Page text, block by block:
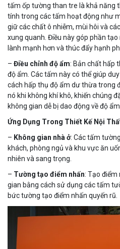
tấm ốp tường than tre là khả năng
tính trong các tấm hoạt động như
giữ các chất ô nhiễm, mùi hôi và
xung quanh. Điều này góp phần
lành mạnh hơn và thúc đẩy hạnh
– Điều chỉnh độ ẩm: Bản chất hấp
độ ẩm. Các tấm này có thể giúp
cách hấp thụ độ ẩm dư thừa trong
nó khi không khí khô, khiến chúng
không gian dễ bị dao động về độ ẩm.
Ứng Dụng Trong Thiết Kế Nội
– Không gian nhà ở: Các tấm
khách, phòng ngủ và khu vực ăn
nhiên và sang trọng.
– Tường tạo điểm nhấn: Tạo điểm
gian bằng cách sử dụng các tấm
bức tường tạo điểm nhấn quyến rũ.